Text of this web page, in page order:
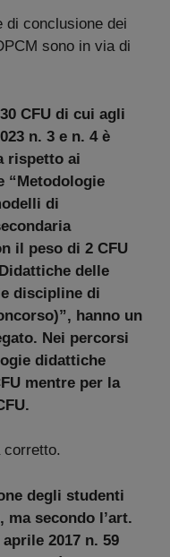
di conclusione dei
sono in via di
CFU di cui agli
n. 3 e n. 4 è
rispetto ai
“Metodologie
di
il peso di 2 CFU
delle
discipline di
hanno un
Nei percorsi
didattiche
mentre per la
degli studenti
secondo l’art.
2017 n. 59